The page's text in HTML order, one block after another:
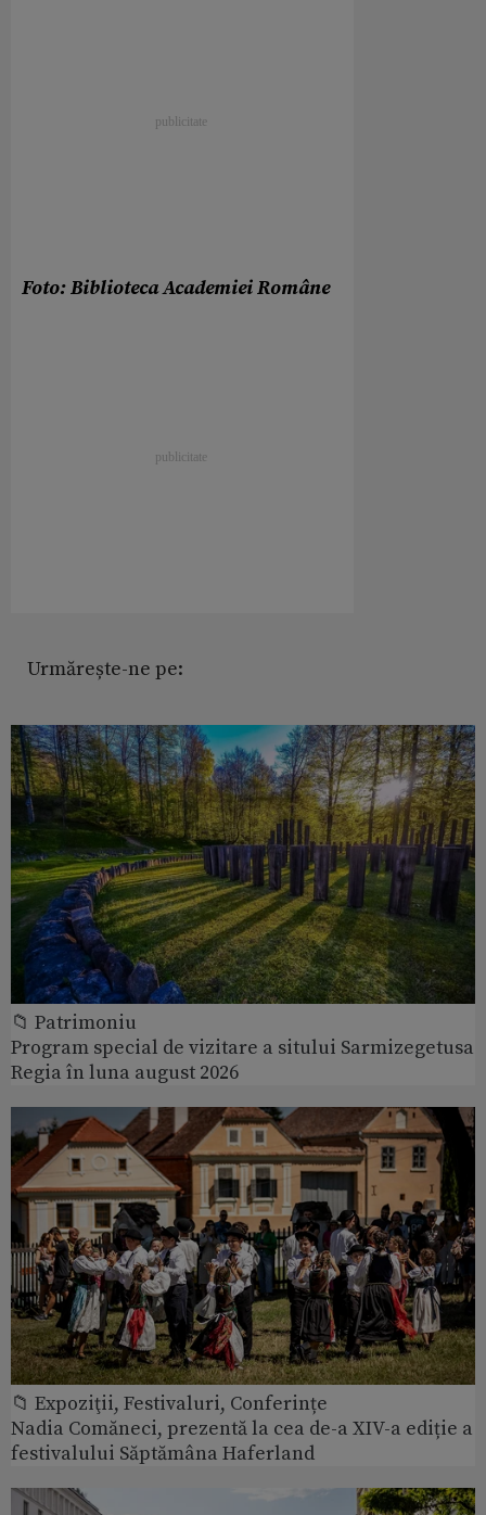
Foto: Biblioteca Academiei Române
Urmărește-ne pe:
📁 Patrimoniu
Program special de vizitare a sitului Sarmizegetusa
Regia în luna august 2026
📁 Expoziţii, Festivaluri, Conferințe
Nadia Comăneci, prezentă la cea de-a XIV-a ediție a
festivalului Săptămâna Haferland